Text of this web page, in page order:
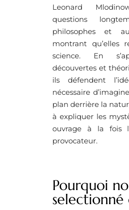
Leonard
questions
philosophes et
montrant qu’elles
science. En
découvertes et
ils défendent
nécessaire
plan derrière la
à expliquer les
ouvrage à la fois
provocateur.
Pourquoi
selectionné